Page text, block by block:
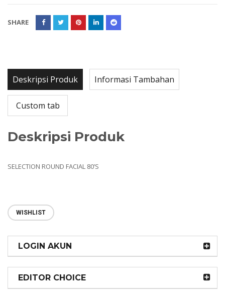
SHARE
Deskripsi Produk Informasi Tambahan
Custom tab
Deskripsi Produk
SELECTION ROUND FACIAL 80’S
WISHLIST
LOGIN AKUN
EDITOR CHOICE